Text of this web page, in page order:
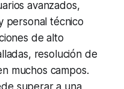
avanzados,
personal técnico
de alto
resolución de
muchos campos.
superar a una